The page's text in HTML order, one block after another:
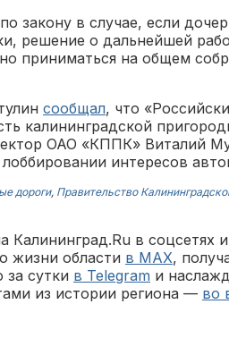
закону в случае, если
решение о дальнейшей
приниматься на общем
сообщал, что
калининградской
ОАО «КППК» Виталий
интересов
дороги, Правительство
Калининград.Ru в соцсетях
жизни области в MAX,
за сутки в Telegram и
из истории региона — во